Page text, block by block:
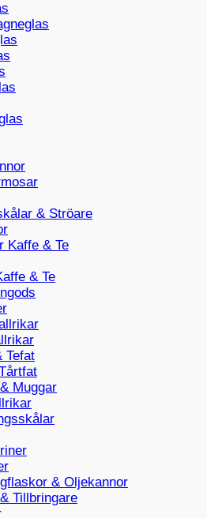
& Ströare
Kaffe & Te
& Te
Tefat
Muggar
& Oljekannor
Tillbringare